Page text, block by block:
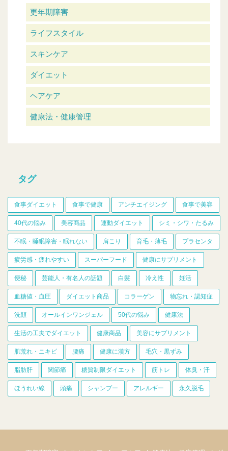
更年期障害
ライフスタイル
スキンケア
ダイエット
ヘアケア
健康法・健康管理
タグ
食事ダイエット 食事で健康 アンチエイジング 食事で美容
40代の悩み 美容商品 運動ダイエット シミ・シワ・たるみ
不眠・睡眠障害・眠れない 肩こり 育毛・薄毛 プラセンタ
疲労感・疲れやすい スーパーフード 健康にサプリメント
便秘 芸能人・有名人の話題 白髪 冷え性 妊活
血糖値・血圧 ダイエット商品 コラーゲン 物忘れ・認知症
洗顔 オールインワンジェル 50代の悩み 健康法
生活の工夫でダイエット 健康商品 美容にサプリメント
肌荒れ・ニキビ 腰痛 健康に漢方 毛穴・黒ずみ
脂肪肝 関節痛 糖質制限ダイエット 筋トレ 体臭・汗
ほうれい線 頭痛 シャンプー アレルギー 永久脱毛